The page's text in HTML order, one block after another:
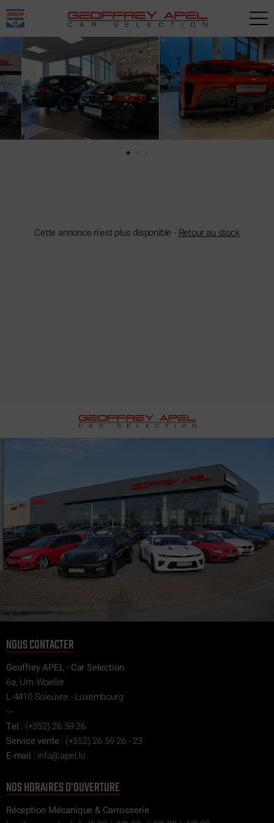
Cette annonce n'est plus disponible - Retour au stock
NOUS CONTACTER
Geoffrey APEL - Car Selection
6a, Um Woeller
L-4410 Soleuvre - Luxembourg
---
Tel : (+352) 26 59 26
Service vente: (+352) 26 59 26 - 23
E-mail : ul.l
epa@of
ni
NOS HORAIRES D'OUVERTURE
Réception Mécanique & Carrosserie